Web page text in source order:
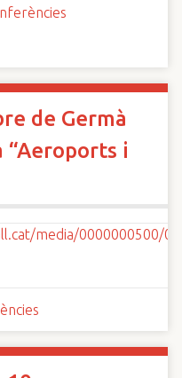
de Germà
“Aeroports i